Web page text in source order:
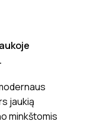
jaukią
minkštomis